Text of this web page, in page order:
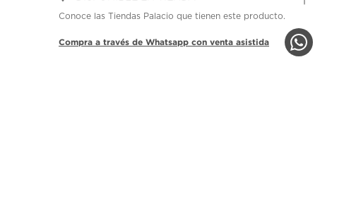
Conoce las Tiendas Palacio que tienen este producto.
Compra a través de Whatsapp con venta asistida